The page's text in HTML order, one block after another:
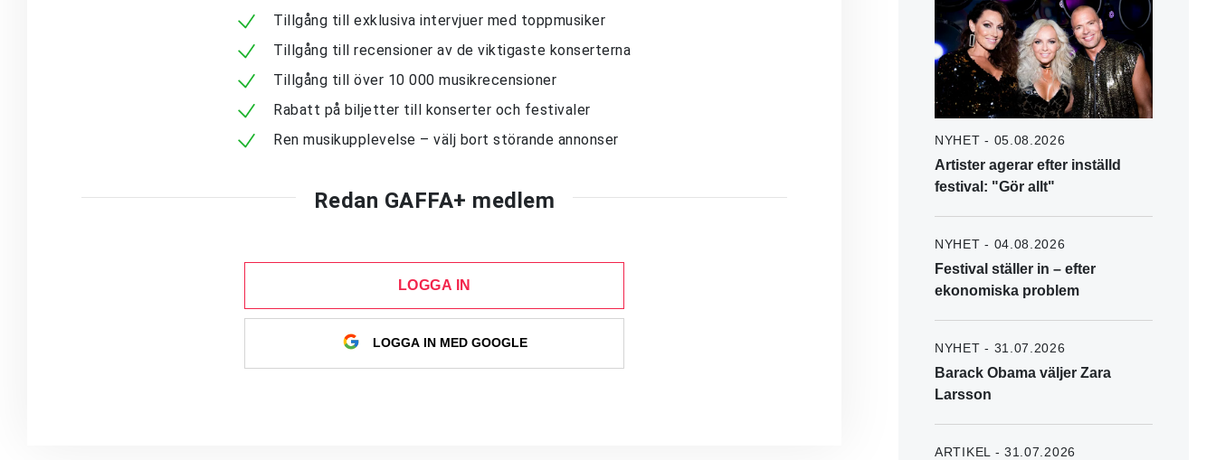
Tillgång till exklusiva intervjuer med toppmusiker
Tillgång till recensioner av de viktigaste konserterna
Tillgång till över 10 000 musikrecensioner
Rabatt på biljetter till konserter och festivaler
Ren musikupplevelse – välj bort störande annonser
Redan GAFFA+ medlem
LOGGA IN
LOGGA IN MED GOOGLE
NYHET - 05.08.2026
Artister agerar efter inställd
festival: "Gör allt"
NYHET - 04.08.2026
Festival ställer in – efter
ekonomiska problem
NYHET - 31.07.2026
Barack Obama väljer Zara
Larsson
ARTIKEL - 31.07.2026